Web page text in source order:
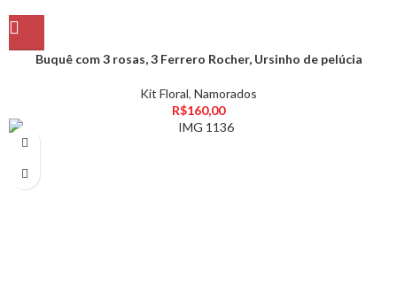
Buquê com 3 rosas, 3 Ferrero Rocher, Ursinho de pelúcia
Kit Floral, Namorados
R$160,00